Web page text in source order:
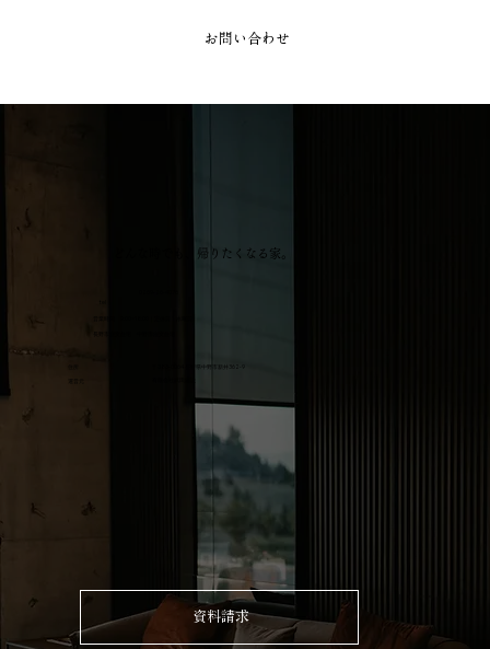
お問い合わせ
どんな時でも、帰りたくなる家。
​〒383-0064 長野県中野市新井362-9
資料請求